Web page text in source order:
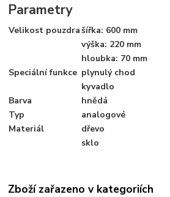
Parametry
Velikost pouzdrašířka: 600 mm
výška: 220 mm
hloubka: 70 mm
Speciální funkce plynulý chod
kyvadlo
Barva
hnědá
Typ
analogové
Materiál
dřevo
sklo
Zboží zařazeno v kategoriích